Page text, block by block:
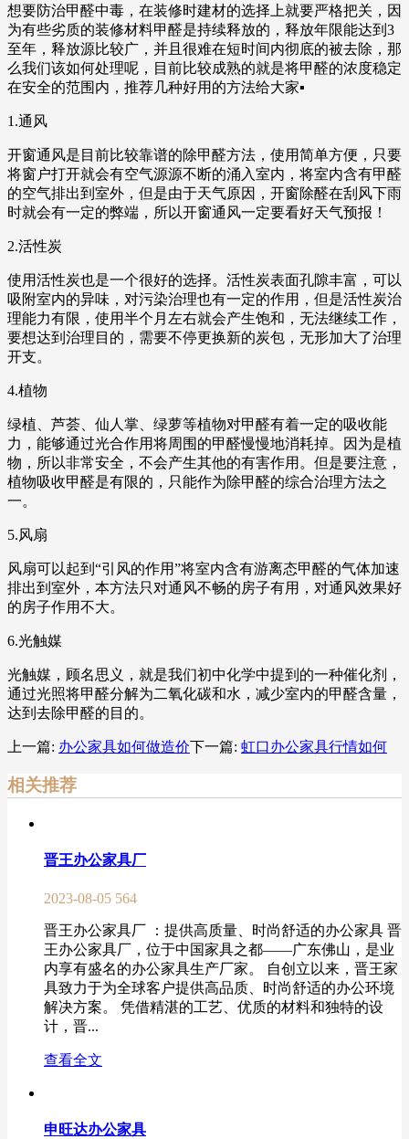
想要防治甲醛中毒，在装修时建材的选择上就要严格把关，因
为有些劣质的装修材料甲醛是持续释放的，释放年限能达到3
至年，释放源比较广，并且很难在短时间内彻底的被去除，那
么我们该如何处理呢，目前比较成熟的就是将甲醛的浓度稳定
在安全的范围内，推荐几种好用的方法给大家▪
1.通风
开窗通风是目前比较靠谱的除甲醛方法，使用简单方便，只要
将窗户打开就会有空气源源不断的涌入室内，将室内含有甲醛
的空气排出到室外，但是由于天气原因，开窗除醛在刮风下雨
时就会有一定的弊端，所以开窗通风一定要看好天气预报！
2.活性炭
使用活性炭也是一个很好的选择。活性炭表面孔隙丰富，可以
吸附室内的异味，对污染治理也有一定的作用，但是活性炭治
理能力有限，使用半个月左右就会产生饱和，无法继续工作，
要想达到治理目的，需要不停更换新的炭包，无形加大了治理
开支。
4.植物
绿植、芦荟、仙人掌、绿萝等植物对甲醛有着一定的吸收能
力，能够通过光合作用将周围的甲醛慢慢地消耗掉。因为是植
物，所以非常安全，不会产生其他的有害作用。但是要注意，
植物吸收甲醛是有限的，只能作为除甲醛的综合治理方法之
一。
5.风扇
风扇可以起到“引风的作用”将室内含有游离态甲醛的气体加速
排出到室外，本方法只对通风不畅的房子有用，对通风效果好
的房子作用不大。
6.光触媒
光触媒，顾名思义，就是我们初中化学中提到的一种催化剂，
通过光照将甲醛分解为二氧化碳和水，减少室内的甲醛含量，
达到去除甲醛的目的。
上一篇: 办公家具如何做造价下一篇: 虹口办公家具行情如何
相关推荐
晋王办公家具厂
2023-08-05 564
晋王办公家具厂 ：提供高质量、时尚舒适的办公家具 晋
王办公家具厂，位于中国家具之都——广东佛山，是业
内享有盛名的办公家具生产厂家。 自创立以来，晋王家
具致力于为全球客户提供高品质、时尚舒适的办公环境
解决方案。 凭借精湛的工艺、优质的材料和独特的设
计，晋...
查看全文
申旺达办公家具